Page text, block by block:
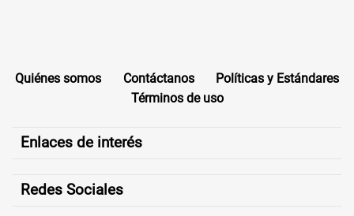
Quiénes somos Contáctanos
Políticas y Estándares
Términos de uso
Enlaces de interés
Redes Sociales